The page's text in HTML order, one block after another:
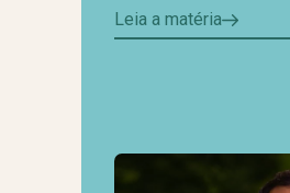
bullying e
Leia a matéria